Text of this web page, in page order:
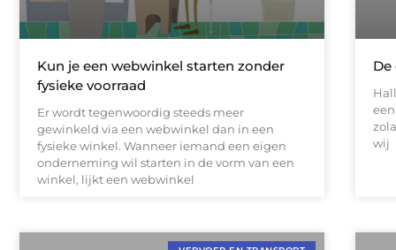
Kun je een webwinkel starten zonder
fysieke voorraad
Er wordt tegenwoordig steeds meer
gewinkeld via een webwinkel dan in een
fysieke winkel. Wanneer iemand een eigen
onderneming wil starten in de vorm van een
winkel, lijkt een webwinkel
wij